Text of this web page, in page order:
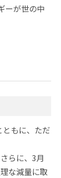
ーが世の中
もに、ただ
らに、3月
な減量に取